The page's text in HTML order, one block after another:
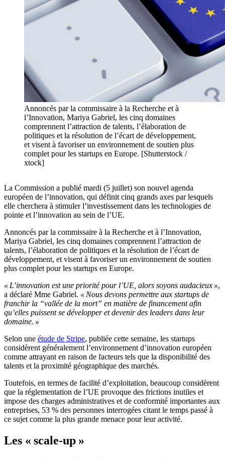
Annoncés par la commissaire à la Recherche et à
l’Innovation, Mariya Gabriel, les cinq domaines
comprennent l’attraction de talents, l’élaboration de
politiques et la résolution de l’écart de développement,
et visent à favoriser un environnement de soutien plus
complet pour les startups en Europe. [Shutterstock /
xtock]
La Commission a publié mardi (5 juillet) son nouvel agenda
européen de l’innovation, qui définit cinq grands axes par lesquels
elle cherchera à stimuler l’investissement dans les technologies de
pointe et l’innovation au sein de l’UE.
Annoncés par la commissaire à la Recherche et à l’Innovation,
Mariya Gabriel, les cinq domaines comprennent l’attraction de
talents, l’élaboration de politiques et la résolution de l’écart de
développement, et visent à favoriser un environnement de soutien
plus complet pour les startups en Europe.
« L’innovation est une priorité pour l’UE, alors soyons audacieux »,
a déclaré Mme Gabriel. « Nous devons permettre aux startups de
franchir la “vallée de la mort” en matière de financement afin
qu’elles puissent se développer et devenir des leaders dans leur
domaine. »
Selon une étude de Stripe, publiée cette semaine, les startups
considèrent généralement l’environnement d’innovation européen
comme attrayant en raison de facteurs tels que la disponibilité des
talents et la proximité géographique des marchés.
Toutefois, en termes de facilité d’exploitation, beaucoup considèrent
que la réglementation de l’UE provoque des frictions inutiles et
impose des charges administratives et de conformité importantes aux
entreprises, 53 % des personnes interrogées citant le temps passé à
ce sujet comme la plus grande menace pour leur activité.
Les « scale-up »